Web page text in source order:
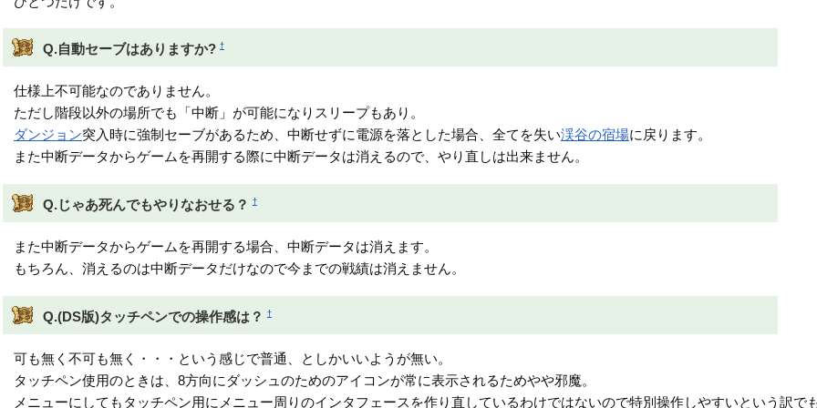
Q.自動セーブはありますか? †
仕様上不可能なのでありません。
ただし階段以外の場所でも「中断」が可能になりスリープもあり。
ダンジョン突入時に強制セーブがあるため、中断せずに電源を落とした場合、全てを失い渓谷の宿場に戻ります。
また中断データからゲームを再開する際に中断データは消えるので、やり直しは出来ません。
Q.じゃあ死んでもやりなおせる？ †
また中断データからゲームを再開する場合、中断データは消えます。
もちろん、消えるのは中断データだけなので今までの戦績は消えません。
Q.(DS版)タッチペンでの操作感は？ †
可も無く不可も無く・・・という感じで普通、としかいいようが無い。
タッチペン使用のときは、8方向にダッシュのためのアイコンが常に表示されるためやや邪魔。
メニューにしてもタッチペン用にメニュー周りのインタフェースを作り直しているわけではないので特別操作しやすいという訳で